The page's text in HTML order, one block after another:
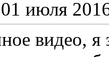
01 июля
видео,